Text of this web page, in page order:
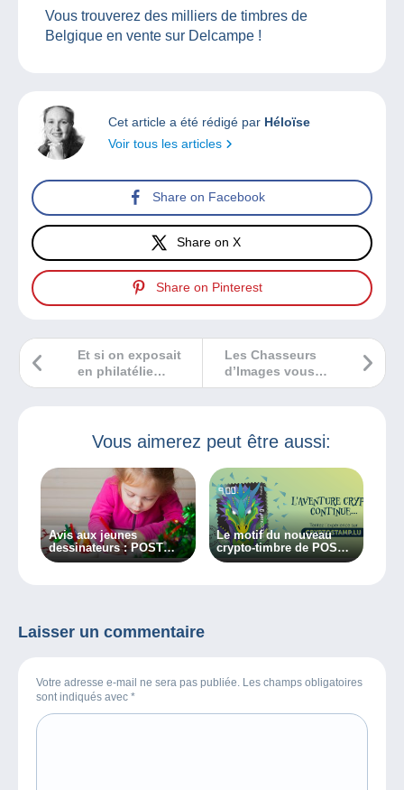
Vous trouverez des milliers de timbres de
Belgique en vente sur Delcampe !
Cet article a été rédigé par Héloïse
Voir tous les articles
Share on Facebook
Share on X
Share on Pinterest
Les Chasseurs
d’Images vous
donnent rendez-
Et si on exposait
en philatélie
ouverte ?
Vous aimerez peut être aussi:
Avis aux jeunes
dessinateurs : POST
Luxembourg leur
Le motif du nouveau
crypto-timbre de POST
se dévoile
Laisser un commentaire
Votre adresse e-mail ne sera pas publiée. Les champs obligatoires
sont indiqués avec *